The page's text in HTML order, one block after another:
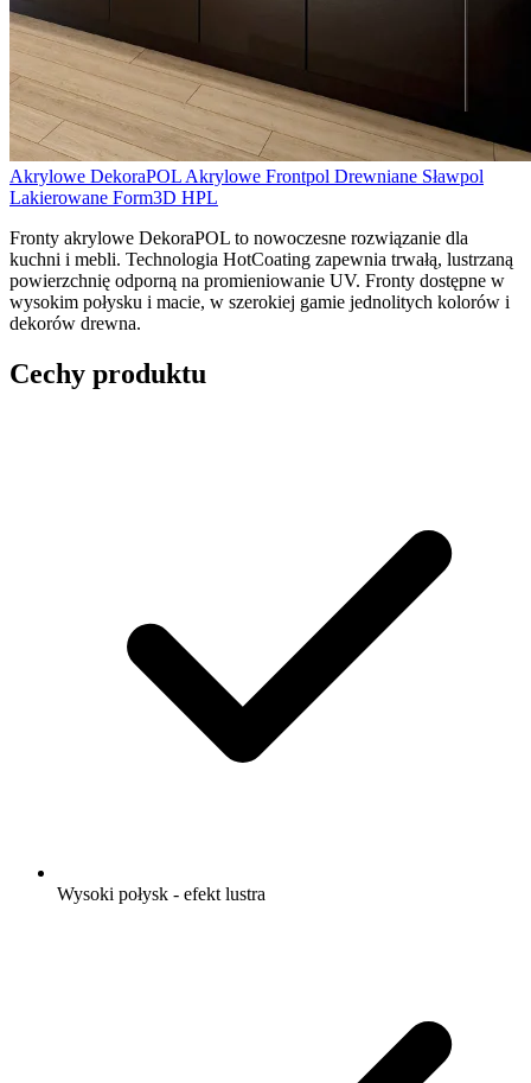
Akrylowe DekoraPOL Akrylowe Frontpol Drewniane Sławpol
Lakierowane Form3D HPL
Fronty akrylowe DekoraPOL to nowoczesne rozwiązanie dla
kuchni i mebli. Technologia HotCoating zapewnia trwałą, lustrzaną
powierzchnię odporną na promieniowanie UV. Fronty dostępne w
wysokim połysku i macie, w szerokiej gamie jednolitych kolorów i
dekorów drewna.
Cechy produktu
Wysoki połysk - efekt lustra